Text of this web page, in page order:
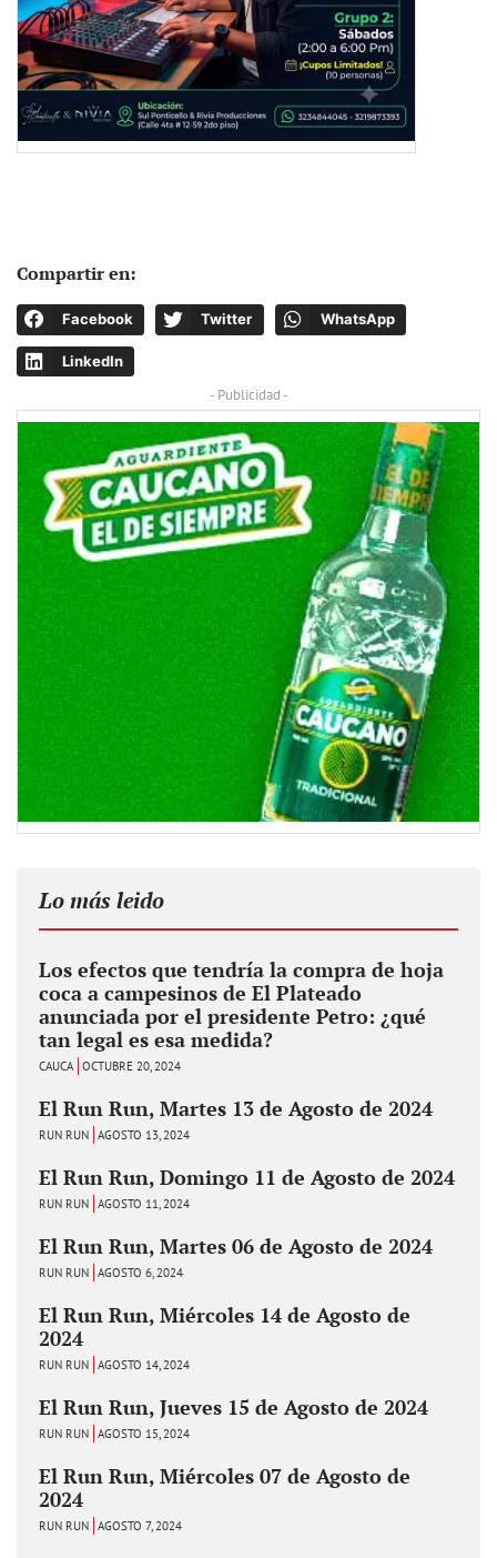
Compartir en:
Facebook Twitter WhatsApp
LinkedIn
- Publicidad -
Lo más leido
Los efectos que tendría la compra de hoja
coca a campesinos de El Plateado
anunciada por el presidente Petro: ¿qué
tan legal es esa medida?
CAUCA OCTUBRE 20, 2024
El Run Run, Martes 13 de Agosto de 2024
RUN RUN AGOSTO 13, 2024
El Run Run, Domingo 11 de Agosto de 2024
RUN RUN AGOSTO 11, 2024
El Run Run, Martes 06 de Agosto de 2024
RUN RUN AGOSTO 6, 2024
El Run Run, Miércoles 14 de Agosto de
2024
RUN RUN AGOSTO 14, 2024
El Run Run, Jueves 15 de Agosto de 2024
RUN RUN AGOSTO 15, 2024
El Run Run, Miércoles 07 de Agosto de
2024
RUN RUN AGOSTO 7, 2024